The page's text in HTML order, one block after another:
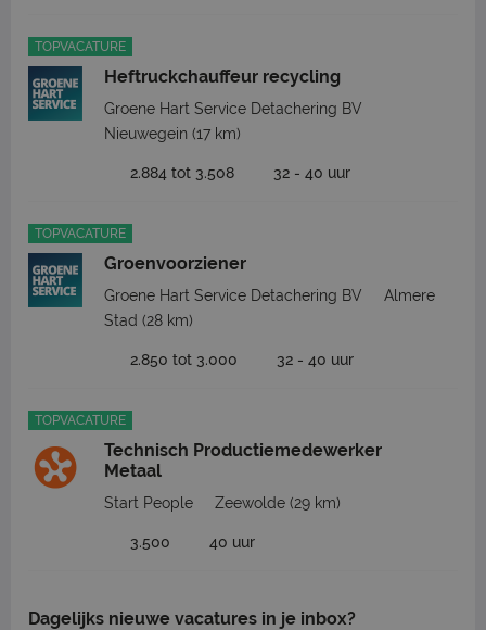
TOPVACATURE
Heftruckchauffeur recycling
Groene Hart Service Detachering BV
Nieuwegein (17 km)
2.884 tot 3.508 32 - 40 uur
TOPVACATURE
Groenvoorziener
Groene Hart Service Detachering BV
Almere
Stad (28 km)
2.850 tot 3.000 32 - 40 uur
TOPVACATURE
Technisch Productiemedewerker
Metaal
Start People Zeewolde (29 km)
3.500 40 uur
Dagelijks nieuwe vacatures in je inbox?